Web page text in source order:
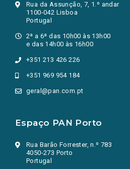
Rua da Assunção, 7, 1.º andar
1100-042 Lisboa
Portugal
2ª a 6ª das 10h00 às 13h00
e das 14h00 às 16h00
+351 213 426 226
+351 969 954 184
geral@pan.com.pt
Espaço PAN Porto
Rua Barão Forrester, n.º 783
4050-273 Porto
Portugal